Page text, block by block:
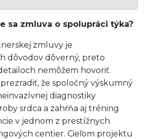
sa zmluva o spolupráci týka?
zmluvy je
dôvodov dôverný, preto
nemôžem hovoriť.
že spoločný výskumný
diagnostiky
srdca a zahŕňa aj tréning
v jednom z prestížnych
centier. Cieľom projektu